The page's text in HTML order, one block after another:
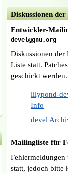
Diskussionen
Entwickler-
devel@gnu.org
Diskussionen
Liste statt.
geschickt werden.
lilypond-
Info
devel
Mailingliste für
statt, jedoch bitte